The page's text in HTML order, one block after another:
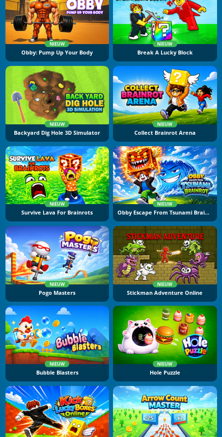
NIEUW
Obby: Pump Up Your Body
NIEUW
Break A Lucky Block
NIEUW
Backyard Dig Hole 3D Simulator
NIEUW
Collect Brainrot Arena
NIEUW
Survive Lava For Brainrots
NIEUW
Obby Escape From Tsunami Brainrot
NIEUW
Pogo Masters
NIEUW
Stickman Adventure Online
NIEUW
Bubble Blasters
NIEUW
Hole Puzzle